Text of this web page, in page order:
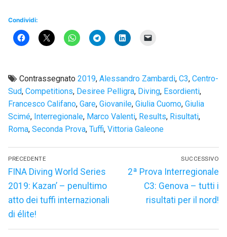
Condividi:
Contrassegnato 2019, Alessandro Zambardi, C3, Centro-
Sud, Competitions, Desiree Pelligra, Diving, Esordienti,
Francesco Califano, Gare, Giovanile, Giulia Cuomo, Giulia
Scimé, Interregionale, Marco Valenti, Results, Risultati,
Roma, Seconda Prova, Tuffi, Vittoria Galeone
Navigazione
articoli
PRECEDENTE
Articolo
precedente:
FINA Diving World Series
2019: Kazan’ – penultimo
atto dei tuffi internazionali
di élite!
SUCCESSIVO
Articolo
successivo:
2ª Prova Interregionale
C3: Genova – tutti i
risultati per il nord!